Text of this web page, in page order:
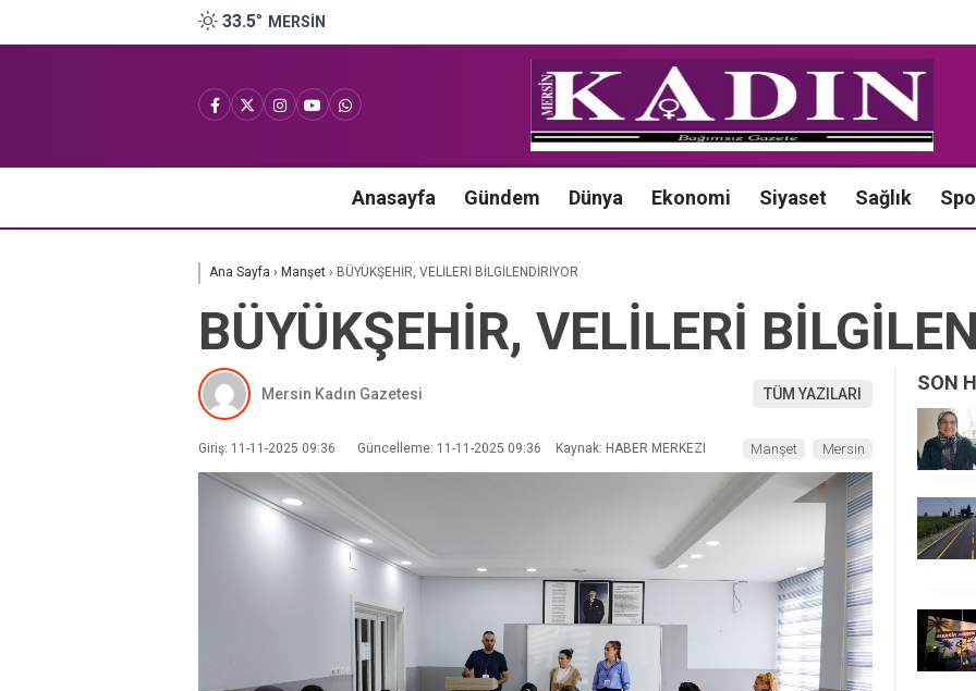
33.5° MERSIN
Anasayfa Gündem Dünya Ekonomi Siyaset Sağlık
Ana Sayfa › Manşet › BÜYÜKŞEHİR, VELİLERİ BİLGİLENDİRİYOR
BÜYÜKŞEHİR, VELİLERİ
Mersin Kadın Gazetesi TÜM YAZILARI
Giriş: 11-11-2025 09:36 Güncelleme: 11-11-2025 09:36 Kaynak: HABER MERKEZI Manşet Mersin
SON